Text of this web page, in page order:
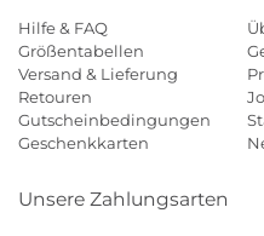
Hilfe & FAQ
Größentabellen
Versand & Lieferung
Retouren
Gutscheinbedingungen
Geschenkkarten
Unsere Zahlungsarten